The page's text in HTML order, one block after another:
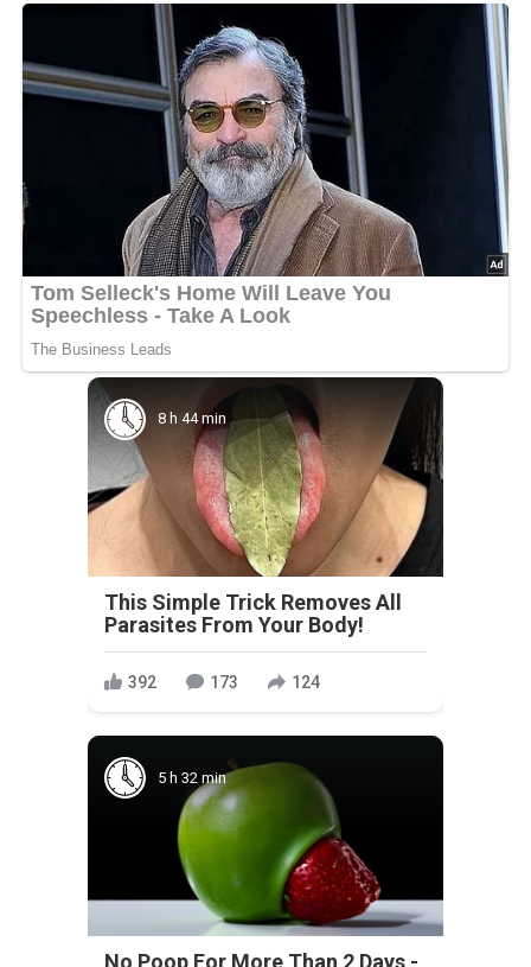
8 h 44 min
This Simple Trick Removes All
Parasites From Your Body!
392 173 124
5 h 32 min
No Poop For More Than 2 Days -